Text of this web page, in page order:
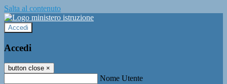
Salta al contenuto
Accedi
Accedi
button close ×
Nome Utente